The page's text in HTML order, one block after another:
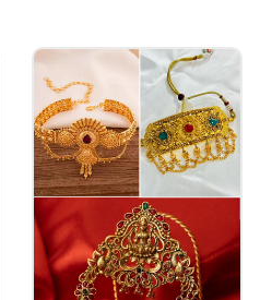
नेन'लेदर से बने स्ट्रैप्स वाले फैंसी
वियर किया जा सकता है।